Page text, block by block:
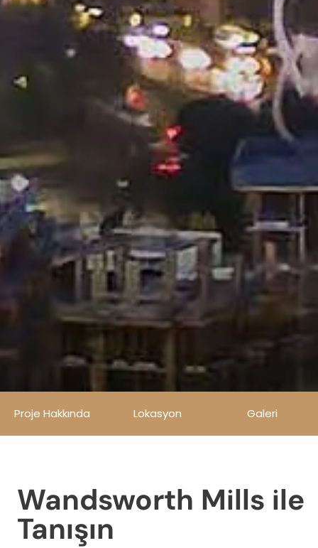
Proje Hakkında Lokasyon Galeri
Wandsworth Mills ile
Tanışın